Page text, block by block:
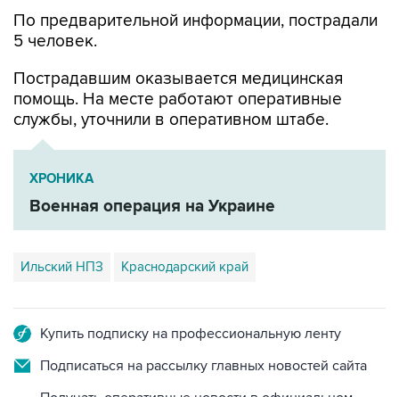
По предварительной информации, пострадали
5 человек.
Пострадавшим оказывается медицинская
помощь. На месте работают оперативные
службы, уточнили в оперативном штабе.
ХРОНИКА
Военная операция на Украине
Ильский НПЗ Краснодарский край
Купить подписку на профессиональную ленту
Подписаться на рассылку главных новостей сайта